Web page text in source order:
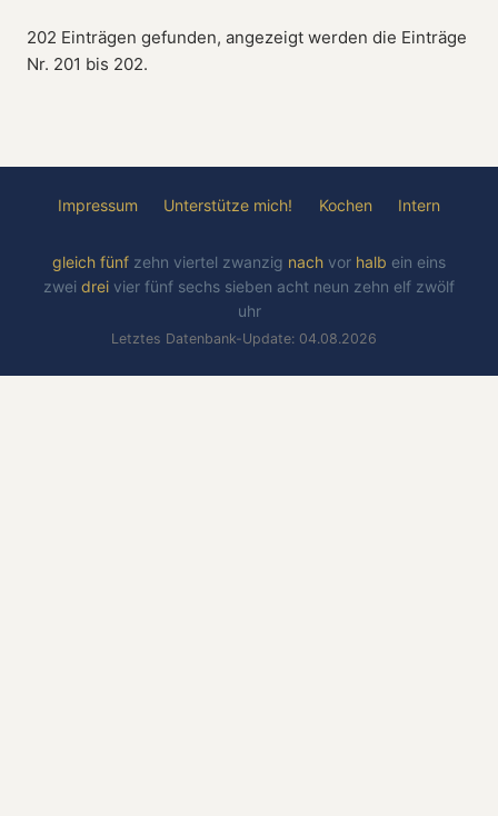
202 Einträgen gefunden, angezeigt werden die Einträge
Nr. 201 bis 202.
Impressum Unterstütze mich! Kochen Intern
gleich fünf zehn viertel zwanzig nach vor halb ein eins
zwei drei vier fünf sechs sieben acht neun zehn elf zwölf
uhr
Letztes Datenbank-Update: 04.08.2026